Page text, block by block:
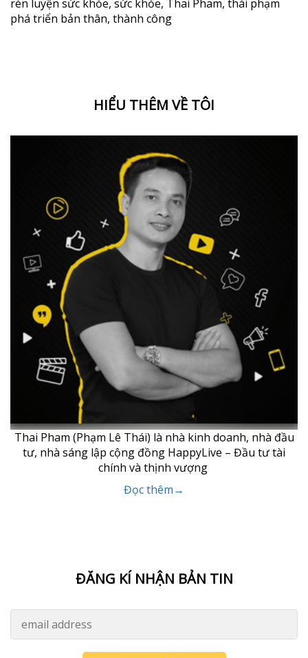
rèn luyện sức khỏe, sức khỏe, Thai Pham, thái phạm
phá triển bản thân, thành công
HIỂU THÊM VỀ TÔI
Thai Pham (Phạm Lê Thái) là nhà kinh doanh, nhà đầu
tư, nhà sáng lập cộng đồng HappyLive – Đầu tư tài
chính và thịnh vượng
Đọc thêm→
ĐĂNG KÍ NHẬN BẢN TIN